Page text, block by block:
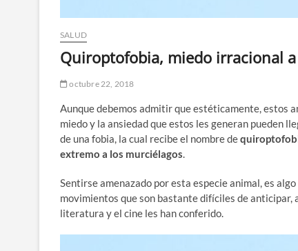
SALUD
Quiroptofobia, miedo irracional
octubre 22, 2018
Aunque debemos admitir que estéticamente, estos
miedo y la ansiedad que estos les generan pueden
de una fobia, la cual recibe el nombre de
extremo a los murciélagos.
Sentirse amenazado por esta especie animal, es
movimientos que son bastante difíciles de anticipar,
literatura y el cine les han conferido.